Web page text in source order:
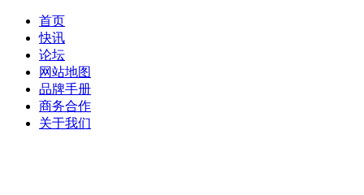
首页
快讯
论坛
网站地图
品牌手册
商务合作
关于我们